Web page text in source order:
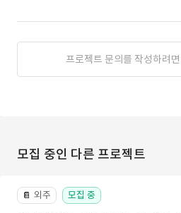
프로젝트 문의를 작성하려면
모집 중인 다른 프로젝트
📔 외주 모집 중